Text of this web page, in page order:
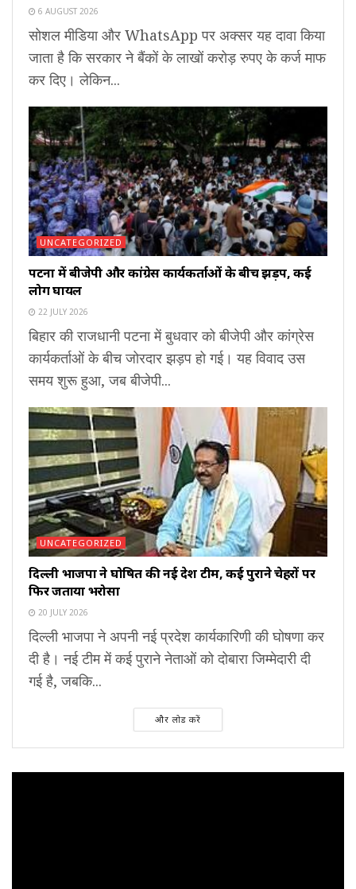
6 AUGUST 2026
सोशल मीडिया और WhatsApp पर अक्सर यह दावा किया
जाता है कि सरकार ने बैंकों के लाखों करोड़ रुपए के कर्ज माफ
कर दिए। लेकिन...
UNCATEGORIZED
पटना में बीजेपी और कांग्रेस कार्यकर्ताओं के बीच झड़प, कई
लोग घायल
22 JULY 2026
बिहार की राजधानी पटना में बुधवार को बीजेपी और कांग्रेस
कार्यकर्ताओं के बीच जोरदार झड़प हो गई। यह विवाद उस
समय शुरू हुआ, जब बीजेपी...
UNCATEGORIZED
दिल्ली भाजपा ने घोषित की नई प्रदेश टीम, कई पुराने चेहरों पर
फिर जताया भरोसा
20 JULY 2026
दिल्ली भाजपा ने अपनी नई प्रदेश कार्यकारिणी की घोषणा कर
दी है। नई टीम में कई पुराने नेताओं को दोबारा जिम्मेदारी दी
गई है, जबकि...
और लोड करें